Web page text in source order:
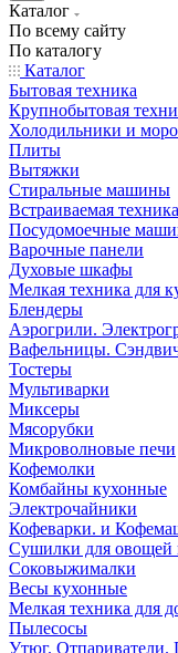
Каталог
По всему сайту
По каталогу
Каталог
Бытовая техника
Крупнобытовая
Холодильники и
Плиты
Вытяжки
Стиральные машины
Встраиваемая техника
Посудомоечные
Варочные панели
Духовые шкафы
Мелкая техника для
Блендеры
Аэрогрили.
Вафельницы.
Тостеры
Мультиварки
Миксеры
Мясорубки
Микроволновые печи
Кофемолки
Комбайны кухонные
Электрочайники
Кофеварки. и
Сушилки для овощей
Соковыжималки
Весы кухонные
Мелкая техника для
Пылесосы
Утюг. Отпариватели.